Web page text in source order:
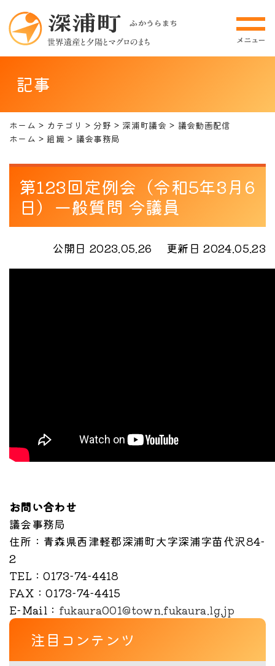
記事
ホーム カテゴリ 分野 深浦町議会
議会動画配信
ホーム
組織 議会事務局
第123回定例会（令和5年3月6
日）一般質問 今議員
公開日 2023.05.26 更新日 2024.05.23
お問い合わせ
議会事務局
住所 ：青森県西津軽郡深浦町大字深浦字苗代沢84-
2
TEL ：0173-74-4418
FAX ：0173-74-4415
E-Mail ： fukaura001@town.fukaura.lg.jp
注目コンテンツ